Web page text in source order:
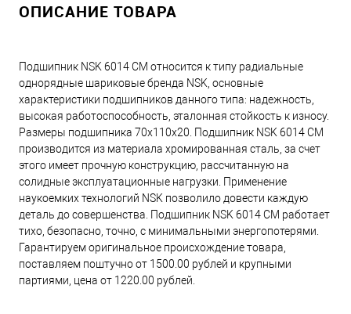
ОПИСАНИЕ ТОВАРА
Подшипник NSK 6014 CM относится к типу радиальные
однорядные шариковые бренда NSK, основные
характеристики подшипников данного типа: надежность,
высокая работоспособность, эталонная стойкость к износу.
Размеры подшипника 70x110x20. Подшипник NSK 6014 CM
производится из материала хромированная сталь, за счет
этого имеет прочную конструкцию, рассчитанную на
солидные эксплуатационные нагрузки. Применение
наукоемких технологий NSK позволило довести каждую
деталь до совершенства. Подшипник NSK 6014 CM работает
тихо, безопасно, точно, с минимальными энергопотерями.
Гарантируем оригинальное происхождение товара,
поставляем поштучно от 1500.00 рублей и крупными
партиями, цена от 1220.00 рублей.